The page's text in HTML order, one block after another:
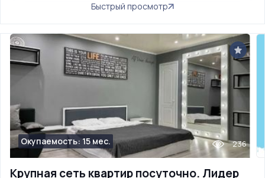
Быстрый просмотр
Крупная сеть квартир посуточно. Лидер
Окупаемость: 15 мес. 236